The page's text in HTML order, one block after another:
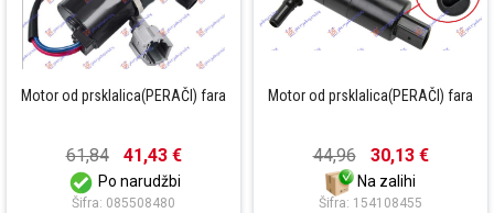
Motor od prsklalica(PERAČI) fara
61,84 41,43 €
Po narudžbi
Šifra: 085508480
Motor od prsklalica(PERAČI) fara
44,96 30,13 €
Na zalihi
Šifra: 154108455